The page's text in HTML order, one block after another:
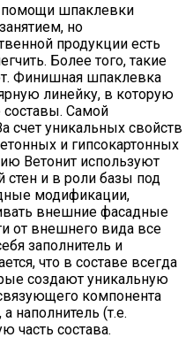
помощи шпаклевки
но
продукции есть
Более того, такие
Финишная шпаклевка
линейку, в которую
составы. Самой
счет уникальных свойств
и гипсокартонных
Ветонит используют
стен и в роли базы под
модификации,
внешние фасадные
от внешнего вида все
заполнитель и
что в составе всегда
создают уникальную
компонента
наполнитель (т.е.
часть состава.